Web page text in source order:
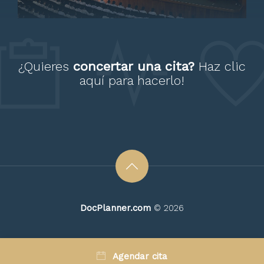
atento
Excelente atención, muy
profesional, contenta con los
gracias dr. Bazet
¿Quieres concertar una cita? Haz clic
aquí para hacerlo!
DocPlanner.com © 2026
Agendar cita